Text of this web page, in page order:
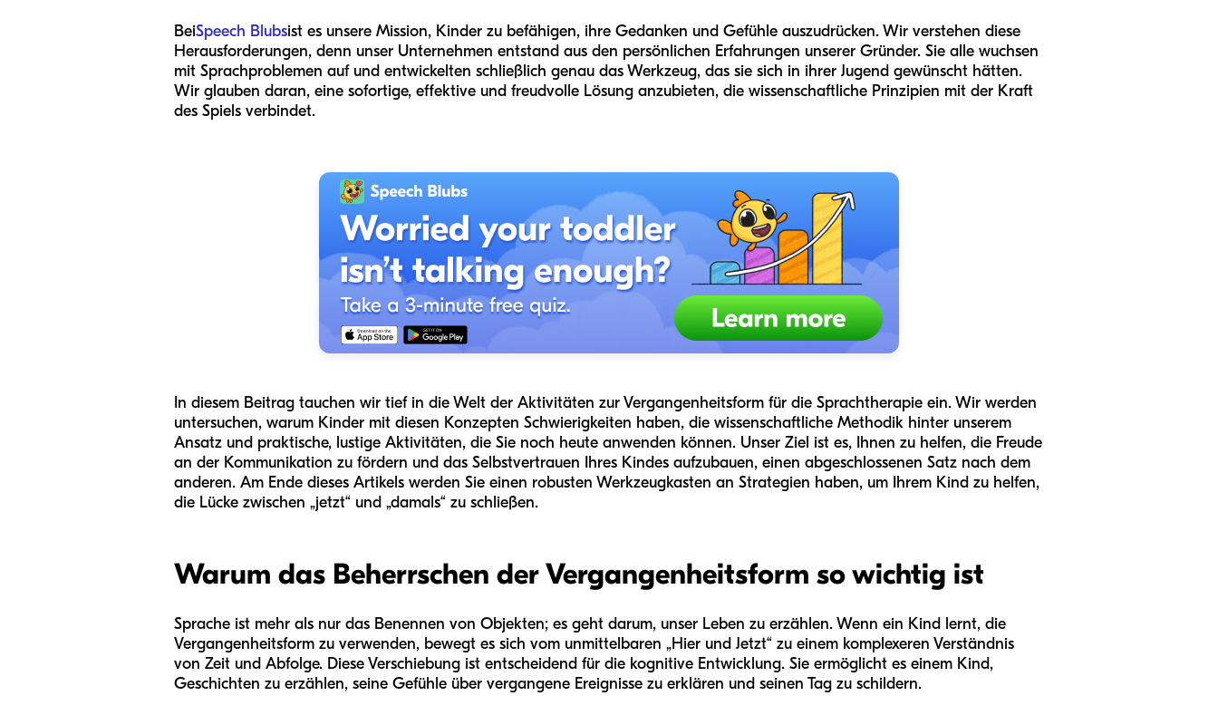
BeiSpeech Blubsist es unsere Mission, Kinder zu befähigen, ihre Gedanken und Gefühle auszudrücken. Wir verstehen diese
Herausforderungen, denn unser Unternehmen entstand aus den persönlichen Erfahrungen unserer Gründer. Sie alle wuchsen
mit Sprachproblemen auf und entwickelten schließlich genau das Werkzeug, das sie sich in ihrer Jugend gewünscht hätten.
Wir glauben daran, eine sofortige, effektive und freudvolle Lösung anzubieten, die wissenschaftliche Prinzipien mit der Kraft
des Spiels verbindet.
In diesem Beitrag tauchen wir tief in die Welt der Aktivitäten zur Vergangenheitsform für die Sprachtherapie ein. Wir werden
untersuchen, warum Kinder mit diesen Konzepten Schwierigkeiten haben, die wissenschaftliche Methodik hinter unserem
Ansatz und praktische, lustige Aktivitäten, die Sie noch heute anwenden können. Unser Ziel ist es, Ihnen zu helfen, die Freude
an der Kommunikation zu fördern und das Selbstvertrauen Ihres Kindes aufzubauen, einen abgeschlossenen Satz nach dem
anderen. Am Ende dieses Artikels werden Sie einen robusten Werkzeugkasten an Strategien haben, um Ihrem Kind zu helfen,
die Lücke zwischen „jetzt“ und „damals“ zu schließen.
Warum das Beherrschen der Vergangenheitsform so wichtig ist
Sprache ist mehr als nur das Benennen von Objekten; es geht darum, unser Leben zu erzählen. Wenn ein Kind lernt, die
Vergangenheitsform zu verwenden, bewegt es sich vom unmittelbaren „Hier und Jetzt“ zu einem komplexeren Verständnis
von Zeit und Abfolge. Diese Verschiebung ist entscheidend für die kognitive Entwicklung. Sie ermöglicht es einem Kind,
Geschichten zu erzählen, seine Gefühle über vergangene Ereignisse zu erklären und seinen Tag zu schildern.